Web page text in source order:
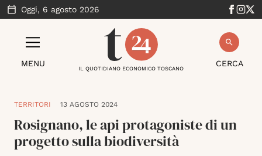
Oggi, 6 agosto 2026
MENU CERCA
IL QUOTIDIANO ECONOMICO TOSCANO
TERRITORI 13 AGOSTO 2024
Rosignano, le api protagoniste di un
progetto sulla biodiversità